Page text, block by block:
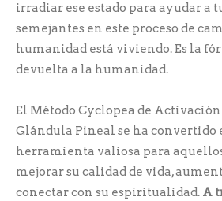
irradiar ese estado para ayudar a
semejantes en este proceso de
humanidad está viviendo. Es la
devuelta a la humanidad.
El Método Cyclopea de
Glándula Pineal se ha convertido
herramienta valiosa para
mejorar su calidad de vida,
conectar con su espiritualidad. A